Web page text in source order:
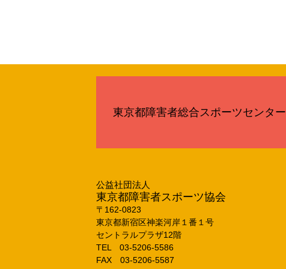
東京都障害者総合スポーツセンター
公益社団法人
東京都障害者スポーツ協会
〒162‐0823
東京都新宿区神楽河岸１番１号
セントラルプラザ12階
TEL 03‐5206‐5586
FAX 03‐5206‐5587